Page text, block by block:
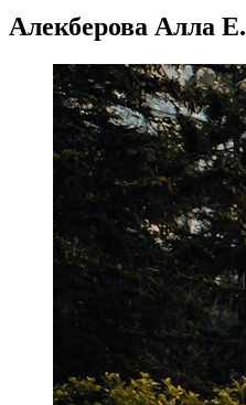
Алекберова Алла Е.